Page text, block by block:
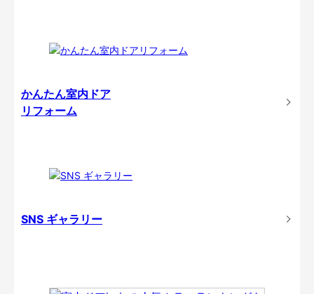
かんたん室内ドア
リフォーム
SNS ギャラリー